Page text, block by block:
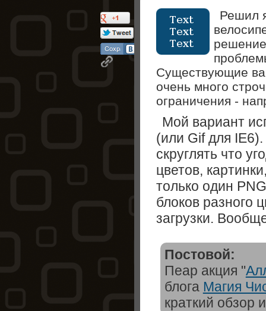
Решил
Существующие
очень много
ограничения -
Мой вариант
(или Gif для
скруглять что
цветов,
только один
блоков разного
загрузки.
Постовой:
Пеар акция "
блога Магия
краткий обзор